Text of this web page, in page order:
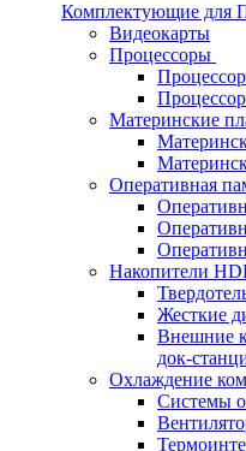
Комплектующие для
Видеокарты
Процессоры
Материнские
Оперативная
Накопители
Жесткие
Внешние
док-
Охлаждение
Системы